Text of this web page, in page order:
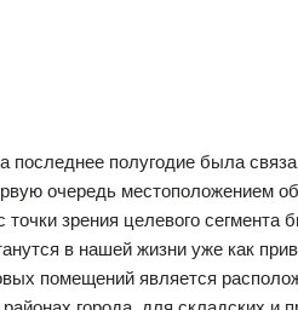
последнее полугодие была
очередь местоположением
зрения целевого сегмента
в нашей жизни уже как
помещений является